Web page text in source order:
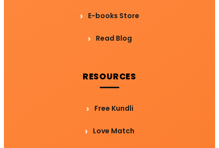
E-books Store
Read Blog
RESOURCES
Free Kundli
Love Match